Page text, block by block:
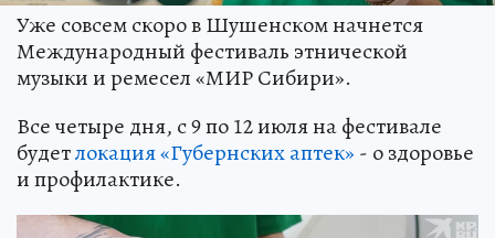
Уже совсем скоро в Шушенском начнется
Международный фестиваль этнической
музыки и ремесел «МИР Сибири».
Все четыре дня, с 9 по 12 июля на фестивале
будетлокация «Губернских аптек» - о здоровье
и профилактике.